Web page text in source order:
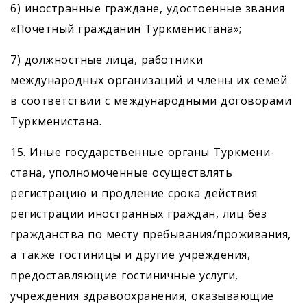
6) иностранные граждане, удостоенные звания
«Почётный гражданин Туркменистана»;
7) должностные лица, работники
международных организаций и члены их семей
в соответствии с международными договорами
Туркменистана.
15. Иные государственные органы Туркмени­
стана, уполномоченные осуществлять
регистрацию и продление срока действия
регистрации иностранных граждан, лиц без
гражданства по месту пребывания/проживания,
а также гостиницы и другие учреждения,
предоставляющие гостиничные услуги,
учреждения здравоохранения, оказывающие